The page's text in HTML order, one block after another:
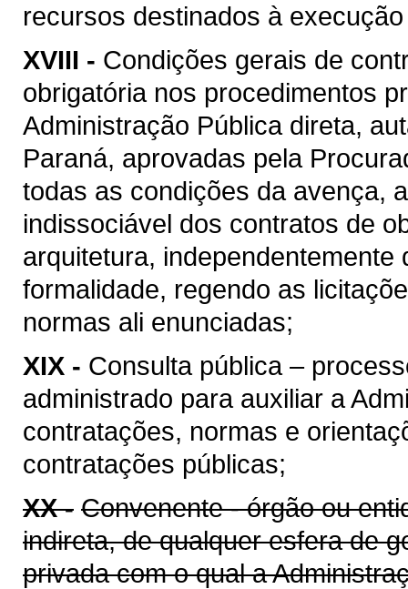
recursos destinados à
XVIII - Condições gerais de
obrigatória nos procedimentos
Administração Pública direta,
Paraná, aprovadas pela
todas as condições da avença,
indissociável dos contratos de
arquitetura,
formalidade, regendo as
normas ali enunciadas;
XIX - Consulta pública –
administrado para auxiliar a
contratações, normas e
contratações públicas;
XX - Convenente - órgão ou
indireta, de qualquer esfera de
privada com o qual a